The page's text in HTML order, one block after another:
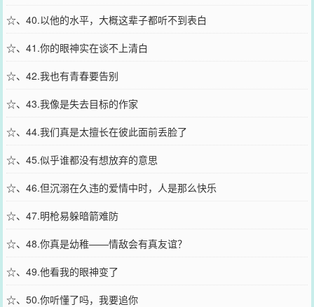
☆、40.以他的水平，大概这辈子都听不到表白
☆、41.你的眼神实在谈不上清白
☆、42.我也有青春要告别
☆、43.我像是失去目标的作家
☆、44.我们真是太擅长在彼此面前丢脸了
☆、45.似乎谁都没有想放弃的意思
☆、46.但沉溺在久违的爱情中时，人是那么快乐
☆、47.明枪易躲暗箭难防
☆、48.你真是幼稚——情敌会有真友谊？
☆、49.他看我的眼神变了
☆、50.你听懂了吗，我要追你